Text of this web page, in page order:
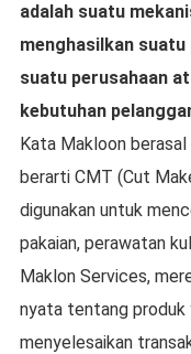
adalah suatu
menghasilkan
suatu perusahaan
kebutuhan
Kata Makloon berasal
berarti CMT (Cut
digunakan untuk
pakaian, perawatan
Maklon Services,
nyata tentang produk
menyelesaikan